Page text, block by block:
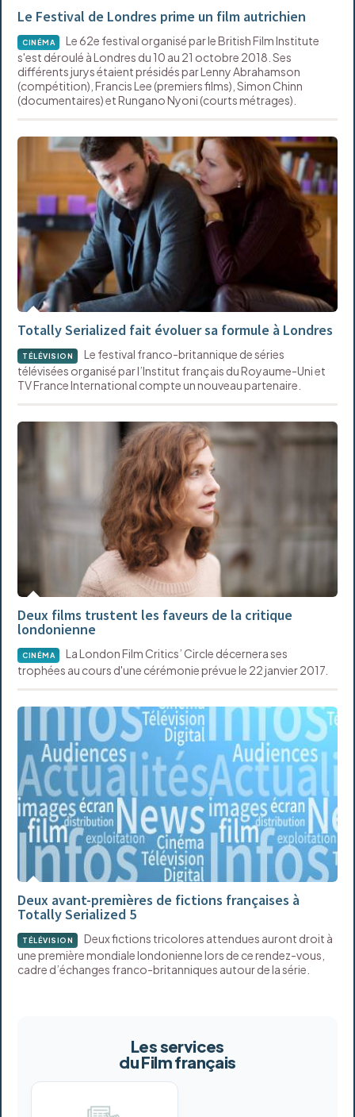
Le Festival de Londres prime un film autrichien
CINÉMA
Le 62e festival organisé par le British Film Institute
s'est déroulé à Londres du 10 au 21 octobre 2018. Ses
différents jurys étaient présidés par Lenny Abrahamson
(compétition), Francis Lee (premiers films), Simon Chinn
(documentaires) et Rungano Nyoni (courts métrages).
Totally Serialized fait évoluer sa formule à Londres
TÉLÉVISION
Le festival franco-britannique de séries
télévisées organisé par l’Institut français du Royaume-Uni et
TV France International compte un nouveau partenaire.
Deux films trustent les faveurs de la critique
londonienne
CINÉMA
La London Film Critics’ Circle décernera ses
trophées au cours d'une cérémonie prévue le 22 janvier 2017.
Deux avant-premières de fictions françaises à
Totally Serialized 5
TÉLÉVISION
Deux fictions tricolores attendues auront droit à
une première mondiale londonienne lors de ce rendez-vous,
cadre d’échanges franco-britanniques autour de la série.
Les services
du Film français